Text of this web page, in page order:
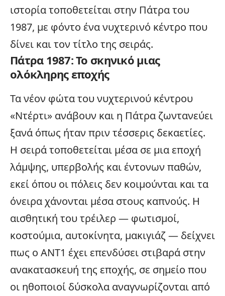
ιστορία τοποθετείται στην Πάτρα του
1987, με φόντο ένα νυχτερινό κέντρο που
δίνει και τον τίτλο της σειράς.
Πάτρα 1987: Το σκηνικό μιας
ολόκληρης εποχής
Τα νέον φώτα του νυχτερινού κέντρου
«Ντέρτι» ανάβουν και η Πάτρα ζωντανεύει
ξανά όπως ήταν πριν τέσσερις δεκαετίες.
Η σειρά τοποθετείται μέσα σε μια εποχή
λάμψης, υπερβολής και έντονων παθών,
εκεί όπου οι πόλεις δεν κοιμούνται και τα
όνειρα χάνονται μέσα στους καπνούς. Η
αισθητική του τρέιλερ — φωτισμοί,
κοστούμια, αυτοκίνητα, μακιγιάζ — δείχνει
πως ο ΑΝΤ1 έχει επενδύσει στιβαρά στην
ανακατασκευή της εποχής, σε σημείο που
οι ηθοποιοί δύσκολα αναγνωρίζονται από